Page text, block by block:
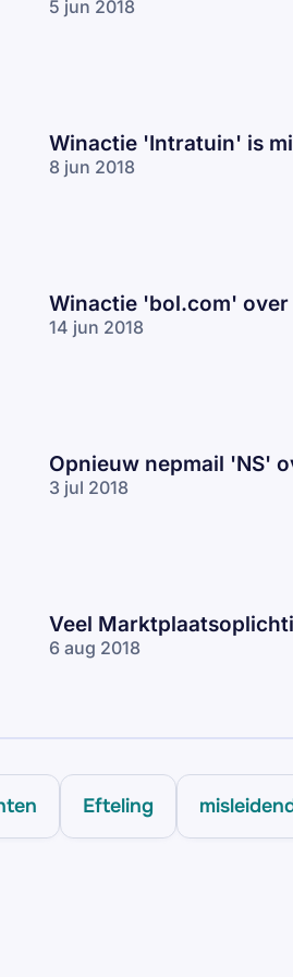
5 jun 2018
Winactie 'Intratuin' is
8 jun 2018
Winactie 'bol.com'
14 jun 2018
Opnieuw nepmail 'NS'
3 jul 2018
Veel
6 aug 2018
Efteling